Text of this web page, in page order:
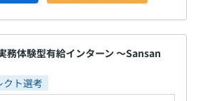
務体験型有給インターン 〜Sansan
クト選考